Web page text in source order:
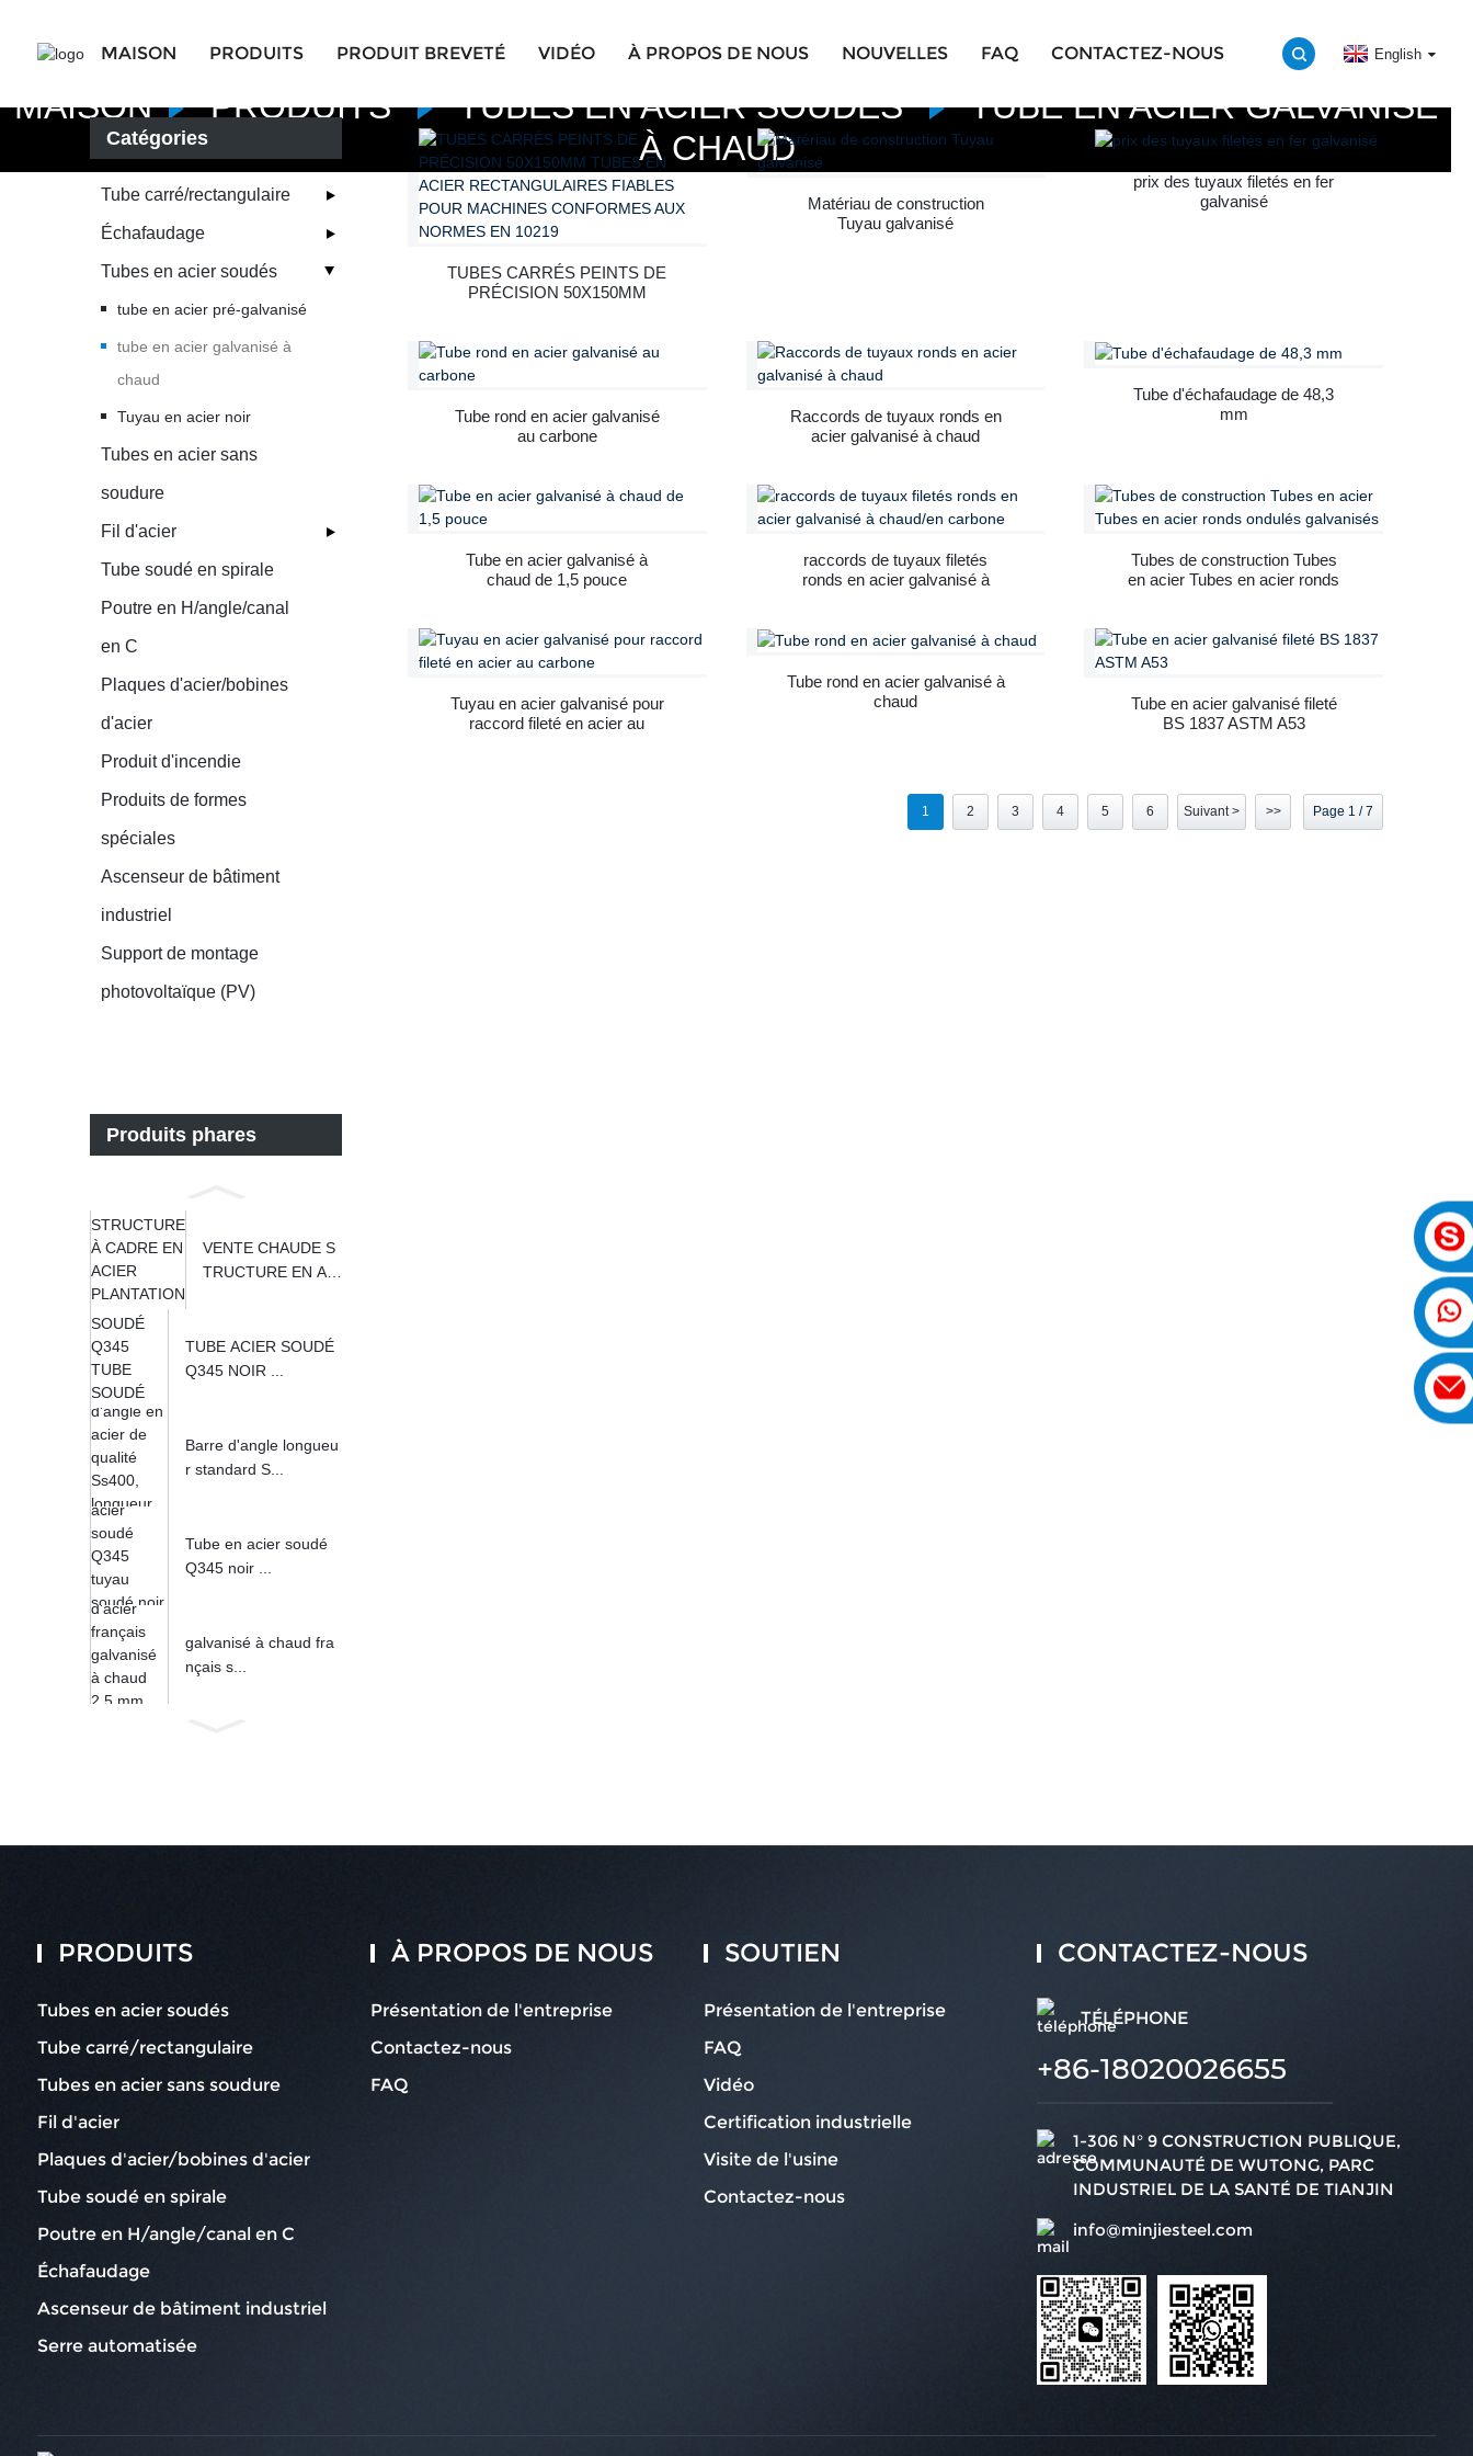
MAISON PRODUITS PRODUIT BREVETÉ VIDÉO À PROPOS DE NOUS NOUVELLES FAQ CONTACTEZ-NOUS English
MAISON PRODUITS TUBES EN ACIER SOUDÉS
TUBE EN ACIER GALVANISÉ
À CHAUD
Catégories
Tube carré/rectangulaire
Échafaudage
Tubes en acier soudés
tube en acier pré-galvanisé
tube en acier galvanisé à
chaud
Tuyau en acier noir
Tubes en acier sans
soudure
Fil d'acier
Tube soudé en spirale
Poutre en H/angle/canal
en C
Plaques d'acier/bobines
d'acier
Produit d'incendie
Produits de formes
spéciales
Ascenseur de bâtiment
industriel
Support de montage
photovoltaïque (PV)
Produits phares
VENTE CHAUDE S
TRUCTURE EN ACI
TUBE ACIER SOUDÉ
Q345 NOIR ...
Barre d'angle longueu
r standard S...
Tube en acier soudé
Q345 noir ...
galvanisé à chaud fra
nçais s...
TUBES CARRÉS PEINTS DE
PRÉCISION 50X150MM
POUR MACHINES
Matériau de construction
Tuyau galvanisé
prix des tuyaux filetés en fer
galvanisé
Tube rond en acier galvanisé
au carbone
Raccords de tuyaux ronds en
acier galvanisé à chaud
Tube d'échafaudage de 48,3
mm
Tube en acier galvanisé à
chaud de 1,5 pouce
raccords de tuyaux filetés
ronds en acier galvanisé à
Tubes de construction Tubes
en acier Tubes en acier ronds
Tuyau en acier galvanisé pour
raccord fileté en acier au
Tube rond en acier galvanisé à
chaud
Tube en acier galvanisé fileté
BS 1837 ASTM A53
1 2 3 4 5 6 Suivant > >> Page 1 / 7
PRODUITS
Tubes en acier soudés
Tube carré/rectangulaire
Tubes en acier sans soudure
Fil d'acier
Plaques d'acier/bobines d'acier
Tube soudé en spirale
Poutre en H/angle/canal en C
Échafaudage
Ascenseur de bâtiment industriel
Serre automatisée
À PROPOS DE NOUS
Présentation de l'entreprise
Contactez-nous
FAQ
SOUTIEN
Présentation de l'entreprise
FAQ
Vidéo
Certification industrielle
Visite de l'usine
Contactez-nous
CONTACTEZ-NOUS
TÉLÉPHONE
+86-18020026655
1-306 N° 9 CONSTRUCTION PUBLIQUE,
COMMUNAUTÉ DE WUTONG, PARC
INDUSTRIEL DE LA SANTÉ DE TIANJIN
info@minjiesteel.com